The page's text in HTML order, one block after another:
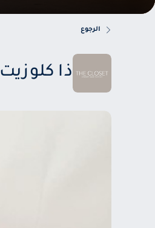
الرجوع
ذا كلوزيت